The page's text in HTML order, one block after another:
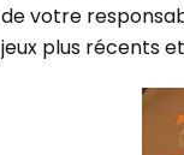
de votre
jeux plus récents